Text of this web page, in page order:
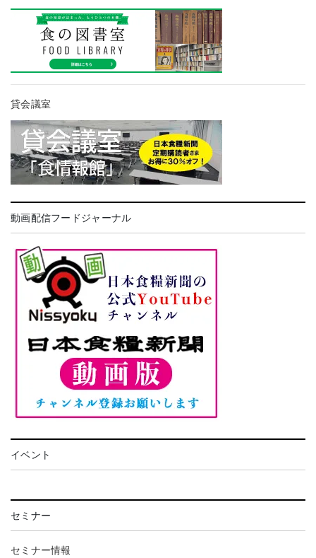
貸会議室
動画配信フードジャーナル
イベント
セミナー
セミナー情報